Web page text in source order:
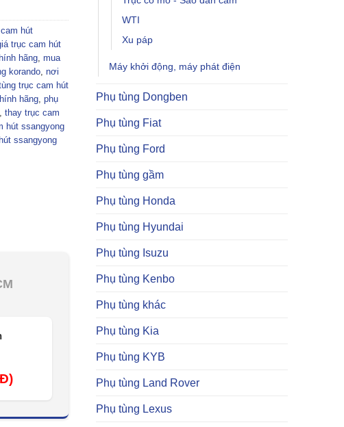
WTI
Xu páp
Máy khởi động, máy phát điện
Phụ tùng Dongben
Phụ tùng Fiat
Phụ tùng Ford
Phụ tùng gầm
Phụ tùng Honda
Phụ tùng Hyundai
Phụ tùng Isuzu
Phụ tùng Kenbo
Phụ tùng khác
Phụ tùng Kia
Phụ tùng KYB
Phụ tùng Land Rover
Phụ tùng Lexus
hút
trục cam hút
hãng, mua
korando, nơi
trục cam hút
hãng, phụ
thay trục cam
hút ssangyong
ssangyong